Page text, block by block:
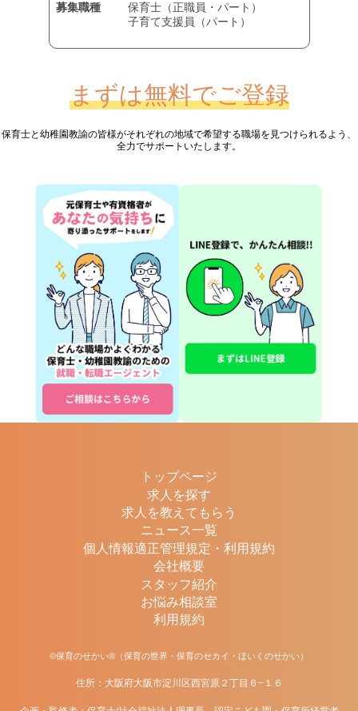
募集職種
保育士（正職員・パート）
子育て支援員（パート）
まずは無料でご登録
保育士と幼稚園教諭の皆様がそれぞれの地域で希望する職場を見つけられるよう、
全力でサポートいたします。
トップページ
求人を探す
求人を教えてもらう
ニュース一覧
個人情報適正管理規定・利用規約
会社概要
スタッフ紹介
お悩み相談室
利用規約
©保育のせかい®（保育の世界・保育のセカイ・ほいくのせかい）
住所：大阪府大阪市淀川区西宮原２丁目６−１６